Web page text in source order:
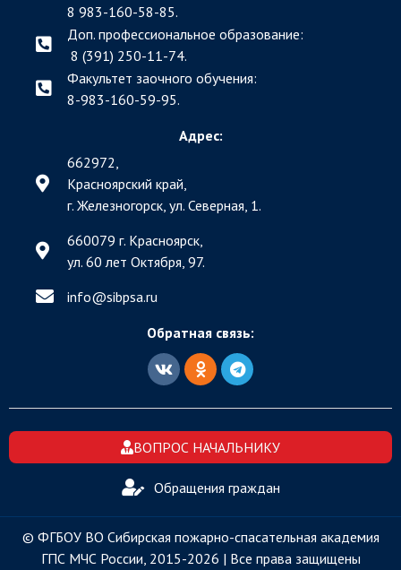
8 983-160-58-85.
Доп. профессиональное образование:
8 (391) 250-11-74.
Факультет заочного обучения:
8-983-160-59-95.
Адрес:
662972,
Красноярский край,
г. Железногорск, ул. Северная, 1.
660079 г. Красноярск,
ул. 60 лет Октября, 97.
info@sibpsa.ru
Обратная связь:
ВОПРОС НАЧАЛЬНИКУ
Обращения граждан
© ФГБОУ ВО Сибирская пожарно-спасательная академия
ГПС МЧС России, 2015-2026 | Все права защищены